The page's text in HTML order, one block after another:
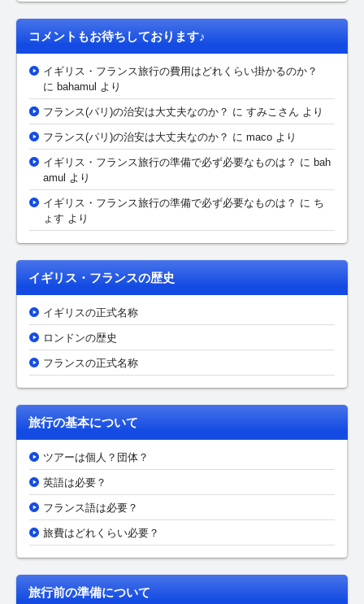
コメントもお待ちしております♪
イギリス・フランス旅行の費用はどれくらい掛かるのか？
に bahamul より
フランス(パリ)の治安は大丈夫なのか？ に すみこさん より
フランス(パリ)の治安は大丈夫なのか？ に maco より
イギリス・フランス旅行の準備で必ず必要なものは？ に bah
amul より
イギリス・フランス旅行の準備で必ず必要なものは？ に ち
ょす より
イギリス・フランスの歴史
イギリスの正式名称
ロンドンの歴史
フランスの正式名称
旅行の基本について
ツアーは個人？団体？
英語は必要？
フランス語は必要？
旅費はどれくらい必要？
旅行前の準備について